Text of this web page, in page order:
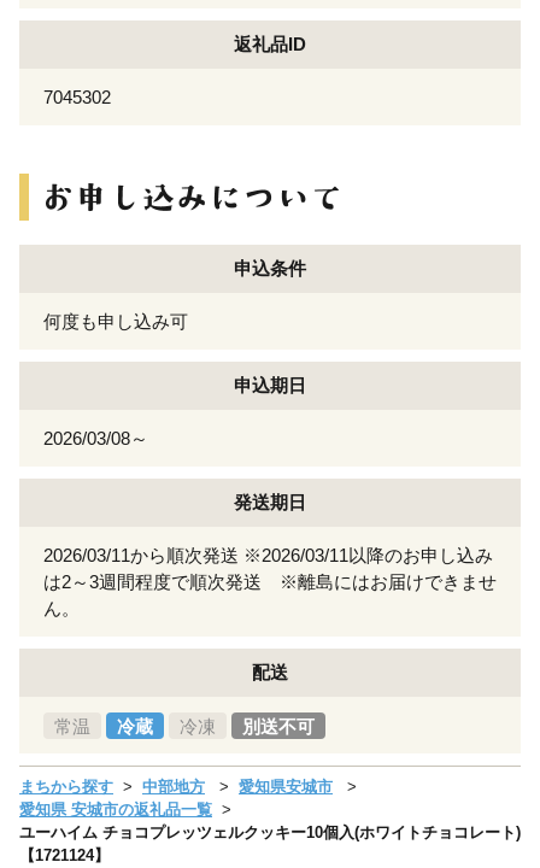
返礼品ID
7045302
申込条件
何度も申し込み可
申込期日
2026/03/08～
発送期日
2026/03/11から順次発送 ※2026/03/11以降のお申し込み
は2～3週間程度で順次発送 ※離島にはお届けできませ
ん。
配送
常温 冷蔵 冷凍 別送不可
まちから探す 中部地方
愛知県安城市
愛知県 安城市の返礼品一覧
ユーハイム チョコプレッツェルクッキー10個入(ホワイトチョコレート)
【1721124】